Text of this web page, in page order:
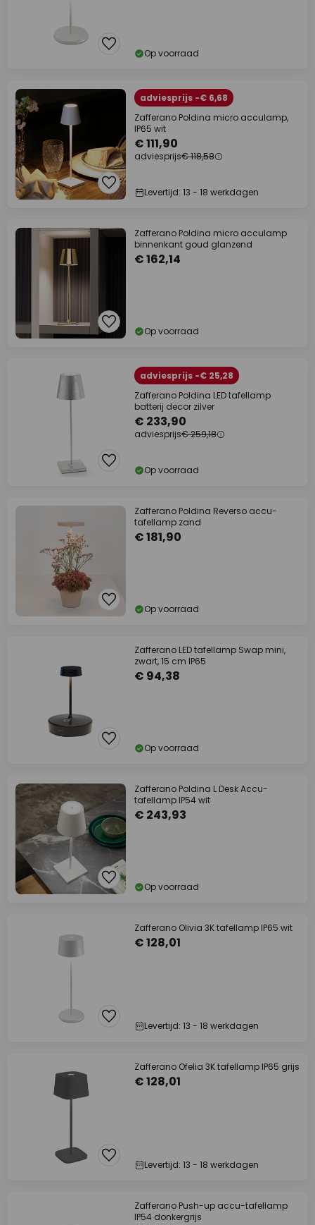
Op voorraad
adviesprijs -€ 6,68
Zafferano Poldina micro acculamp,
IP65 wit
€ 111,90
adviesprijs€ 118,58
Levertijd: 13 - 18 werkdagen
Zafferano Poldina micro acculamp
binnenkant goud glanzend
€ 162,14
Op voorraad
adviesprijs -€ 25,28
Zafferano Poldina LED tafellamp
batterij decor zilver
€ 233,90
adviesprijs€ 259,18
Op voorraad
Zafferano Poldina Reverso accu-
tafellamp zand
€ 181,90
Op voorraad
Zafferano LED tafellamp Swap mini,
zwart, 15 cm IP65
€ 94,38
Op voorraad
Zafferano Poldina L Desk Accu-
tafellamp IP54 wit
€ 243,93
Op voorraad
Zafferano Olivia 3K tafellamp IP65 wit
€ 128,01
Levertijd: 13 - 18 werkdagen
Zafferano Ofelia 3K tafellamp IP65 grijs
€ 128,01
Levertijd: 13 - 18 werkdagen
Zafferano Push-up accu-tafellamp
IP54 donkergrijs